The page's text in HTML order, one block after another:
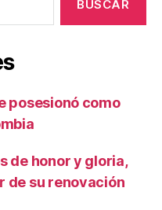
posesionó como
de honor y gloria,
de su renovación